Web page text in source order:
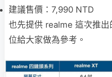
建議售價：7,990 NTD
也先提供 realme 這次推
位給大家做為參考。